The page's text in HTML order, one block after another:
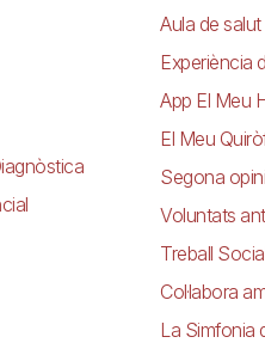
Aula de salut
Experiència
App El Meu
El Meu
Segona
Voluntats
Treball
Col·labora
La Simfonia